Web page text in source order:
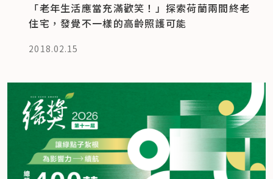
「老年生活應當充滿歡笑！」探索荷蘭兩間終老
住宅，發覺不一樣的高齡照護可能
2018.02.15